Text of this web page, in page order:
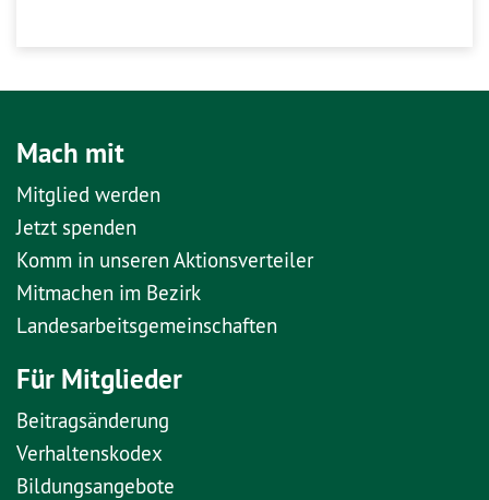
Mach mit
Mitglied werden
Jetzt spenden
Komm in unseren Aktionsverteiler
Mitmachen im Bezirk
Landesarbeitsgemeinschaften
Für Mitglieder
Beitragsänderung
Verhaltenskodex
Bildungsangebote